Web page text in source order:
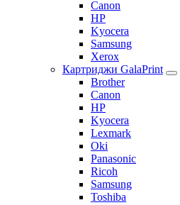
Canon
HP
Kyocera
Samsung
Xerox
Картриджи GalaPrint
Brother
Canon
HP
Kyocera
Lexmark
Oki
Panasonic
Ricoh
Samsung
Toshiba